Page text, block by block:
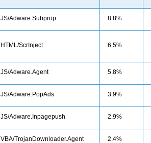
JS/Adware.Subprop 8.8%
HTML/ScrInject 6.5%
JS/Adware.Agent 5.8%
JS/Adware.PopAds 3.9%
JS/Adware.Inpagepush 2.9%
VBA/TrojanDownloader.Agent 2.4%